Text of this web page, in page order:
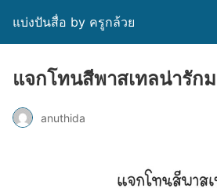
แบ่งปันสื่อ by ครูกล้วย
แจกโทนสีพาสเทลน่ารัก
anuthida